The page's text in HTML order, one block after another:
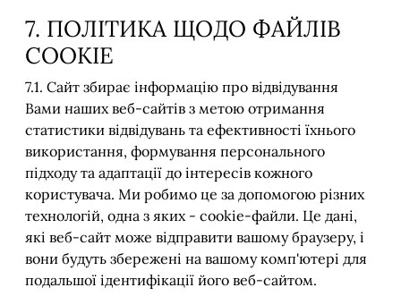
7. ПОЛІТИКА ЩОДО ФАЙЛІВ
COOKIE
7.1. Сайт збирає інформацію про відвідування
Вами наших веб-сайтів з метою отримання
статистики відвідувань та ефективності їхнього
використання, формування персонального
підходу та адаптації до інтересів кожного
користувача. Ми робимо це за допомогою різних
технологій, одна з яких - cookie-файли. Це дані,
які веб-сайт може відправити вашому браузеру, і
вони будуть збережені на вашому комп'ютері для
подальшої ідентифікації його веб-сайтом.